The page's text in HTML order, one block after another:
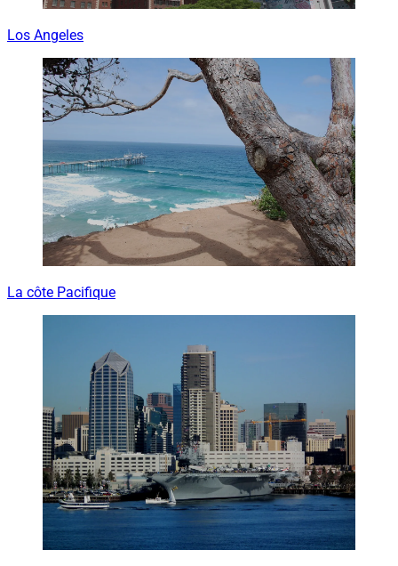
Los Angeles
La côte Pacifique